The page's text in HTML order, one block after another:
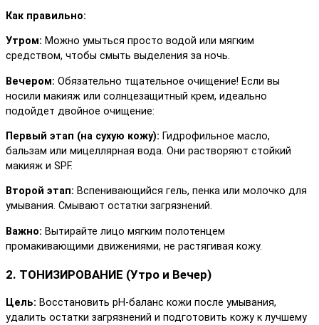
Как правильно:
Утром: Можно умыться просто водой или мягким
средством, чтобы смыть выделения за ночь.
Вечером: Обязательно тщательное очищение! Если вы
носили макияж или солнцезащитный крем, идеально
подойдет двойное очищение:
Первый этап (на сухую кожу): Гидрофильное масло,
бальзам или мицеллярная вода. Они растворяют стойкий
макияж и SPF.
Второй этап: Вспенивающийся гель, пенка или молочко для
умывания. Смывают остатки загрязнений.
Важно: Вытирайте лицо мягким полотенцем
промакивающими движениями, не растягивая кожу.
2. ТОНИЗИРОВАНИЕ (Утро и Вечер)
Цель: Восстановить pH-баланс кожи после умывания,
удалить остатки загрязнений и подготовить кожу к лучшему